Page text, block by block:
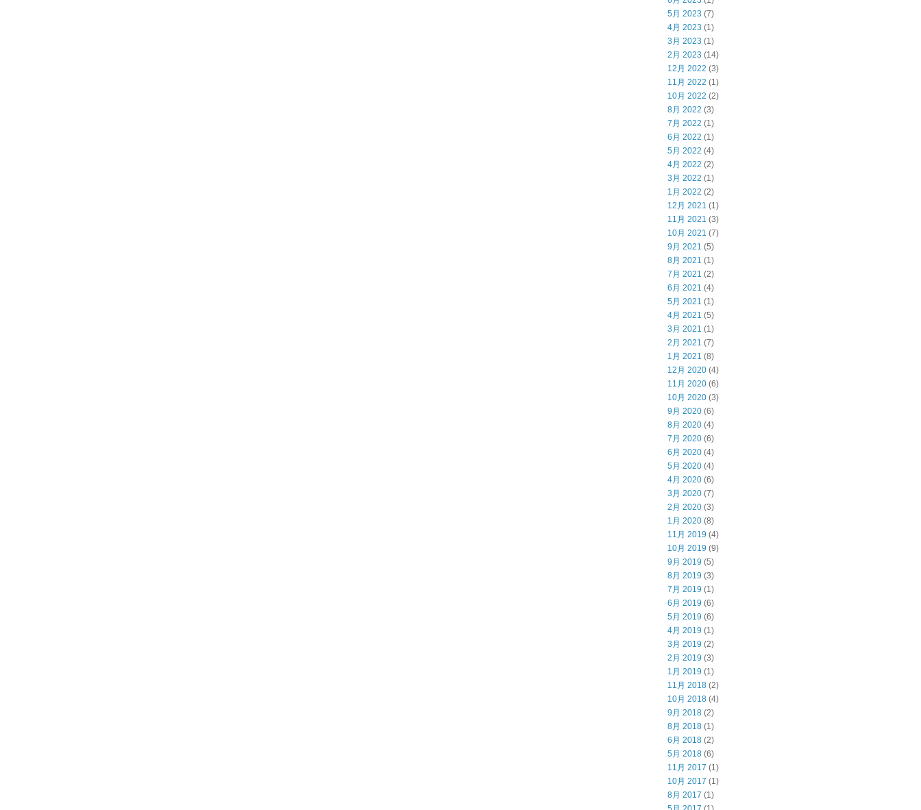
5月 2023 (7)
4月 2023 (1)
3月 2023 (1)
2月 2023 (14)
12月 2022 (3)
11月 2022 (1)
10月 2022 (2)
8月 2022 (3)
7月 2022 (1)
6月 2022 (1)
5月 2022 (4)
4月 2022 (2)
3月 2022 (1)
1月 2022 (2)
12月 2021 (1)
11月 2021 (3)
10月 2021 (7)
9月 2021 (5)
8月 2021 (1)
7月 2021 (2)
6月 2021 (4)
5月 2021 (1)
4月 2021 (5)
3月 2021 (1)
2月 2021 (7)
1月 2021 (8)
12月 2020 (4)
11月 2020 (6)
10月 2020 (3)
9月 2020 (6)
8月 2020 (4)
7月 2020 (6)
6月 2020 (4)
5月 2020 (4)
4月 2020 (6)
3月 2020 (7)
2月 2020 (3)
1月 2020 (8)
11月 2019 (4)
10月 2019 (9)
9月 2019 (5)
8月 2019 (3)
7月 2019 (1)
6月 2019 (6)
5月 2019 (6)
4月 2019 (1)
3月 2019 (2)
2月 2019 (3)
1月 2019 (1)
11月 2018 (2)
10月 2018 (4)
9月 2018 (2)
8月 2018 (1)
6月 2018 (2)
5月 2018 (6)
11月 2017 (1)
10月 2017 (1)
8月 2017 (1)